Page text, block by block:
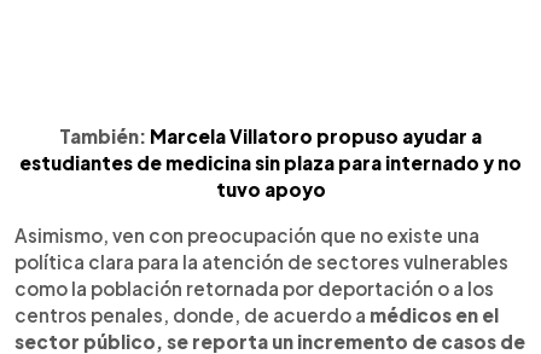
También: Marcela Villatoro propuso ayudar a
estudiantes de medicina sin plaza para internado y no
tuvo apoyo
Asimismo, ven con preocupación que no existe una
política clara para la atención de sectores vulnerables
como la población retornada por deportación o a los
centros penales, donde, de acuerdo a médicos en el
sector público, se reporta un incremento de casos de